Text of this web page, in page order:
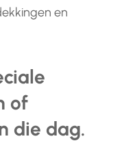
en
of
die dag.